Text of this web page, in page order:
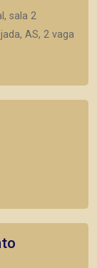
sala 2
AS, 2 vaga